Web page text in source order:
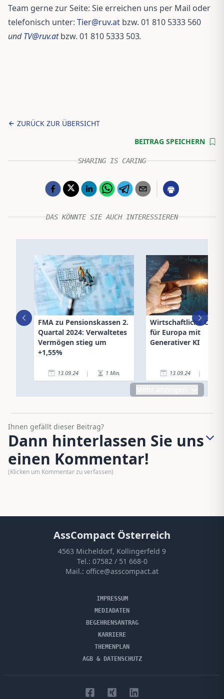
Team gerne zur Seite: Sie erreichen uns per Mail oder
telefonisch unter: Tier@ruv.at bzw. 01 810 5333 560
undTV@ruv.at bzw. 01 810 5333 503.
ZURÜCK ZUR ÜBERSICHT
BEITRAG SPEICHERN
SHARING IS CARING
DAS KÖNNTE SIE AUCH INTERESSIEREN
FMA zu Pensionskassen 2.
Quartal 2024: Verwaltetes
Vermögen stieg um
+1,55%
13.09.24 | 1 Min.
Wirtschaftliche
für Europa mit
Generativer KI
13.09.24 |
Ihnen gefällt dieser Beitrag?
Dann hinterlassen Sie uns
einen Kommentar!
(Klicken um Kommentar zu verfassen)
AssCompact Österreich
4563 Micheldorf, Kollingerfeld 9
Tel.: 07582 / 51 668-0
Mail.: office@asscompact.at
IMPRESSUM
MEDIADATEN
BEGEHRENSANTRAG
KARRIERE
THEMENPLAN
AGB & DATENSCHUTZ